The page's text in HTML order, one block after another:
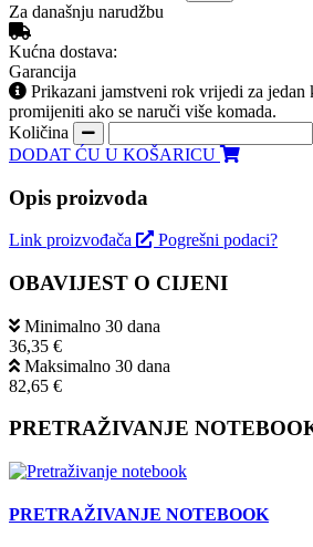
Za današnju narudžbu
Kućna dostava:
Garancija
Prikazani jamstveni rok vrijedi za jedan
promijeniti ako se naruči više komada.
Količina
DODAT ĆU U KOŠARICU
Opis proizvoda
Link proizvođača Pogrešni podaci?
OBAVIJEST O CIJENI
Minimalno 30 dana
36,35 €
Maksimalno 30 dana
82,65 €
PRETRAŽIVANJE
PRETRAŽIVANJE NOTEBOOK